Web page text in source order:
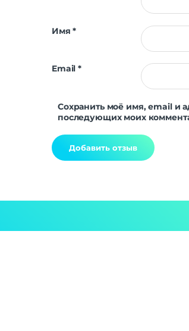
Имя*
Email*
Сохранить моё имя, email и
последующих моих